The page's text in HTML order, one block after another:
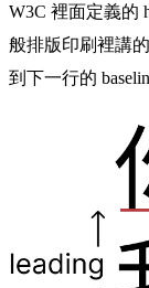
W3C 裡面定義的
般排版印刷裡講的
到下一行的